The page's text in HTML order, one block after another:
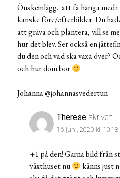
Önskeinlägg.. att få hänga med
kanske före/efterbilder. Du
att gräva och plantera, vill se
hur det blev. Ser också en
du den och vad ska växa över?
och hur dom bor
Johanna @johannasvedertun
Therese skriver:
16 juni, 2020 kl. 10:18
+1 på den! Gärna bild från
växthuset nu
känns just